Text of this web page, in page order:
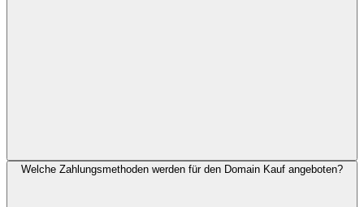
Welche Zahlungsmethoden werden für den Domain Kauf angeboten?